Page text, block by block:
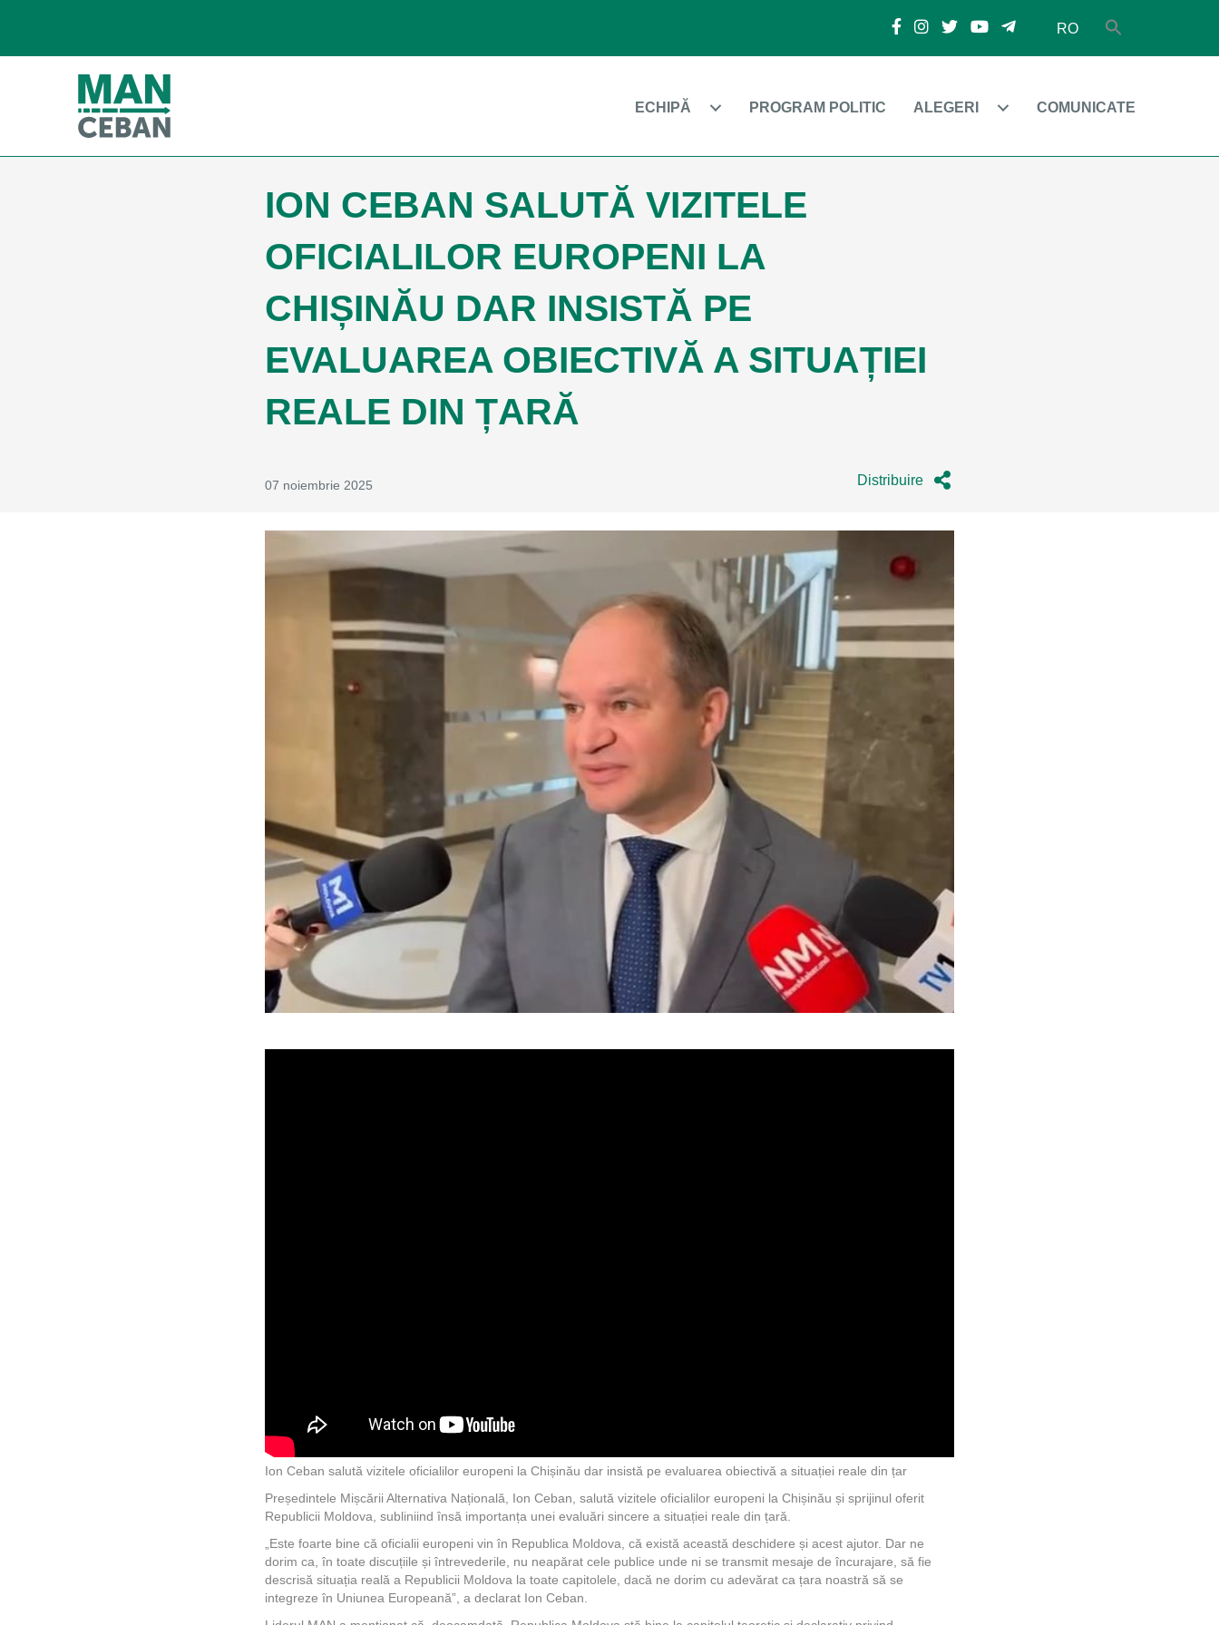
RO
ECHIPĂ PROGRAM POLITIC ALEGERI COMUNICATE
ION CEBAN SALUTĂ VIZITELE
OFICIALILOR EUROPENI LA
CHIȘINĂU DAR INSISTĂ PE
EVALUAREA OBIECTIVĂ A SITUAȚIEI
REALE DIN ȚARĂ
07 noiembrie 2025 Distribuire
Ion Ceban salută vizitele oficialilor europeni la Chișinău dar insistă pe evaluarea obiectivă a situației reale din țar
Președintele Mișcării Alternativa Națională, Ion Ceban, salută vizitele oficialilor europeni la Chișinău și sprijinul oferit
Republicii Moldova, subliniind însă importanța unei evaluări sincere a situației reale din țară.
„Este foarte bine că oficialii europeni vin în Republica Moldova, că există această deschidere și acest ajutor. Dar ne
dorim ca, în toate discuțiile și întrevederile, nu neapărat cele publice unde ni se transmit mesaje de încurajare, să fie
descrisă situația reală a Republicii Moldova la toate capitolele, dacă ne dorim cu adevărat ca țara noastră să se
integreze în Uniunea Europeană”, a declarat Ion Ceban.